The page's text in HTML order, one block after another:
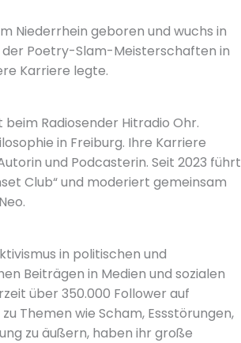
Niederrhein geboren und wuchs in
der Poetry-Slam-Meisterschaften in
Karriere legte.
Radiosender Hitradio Ohr.
in Freiburg. Ihre Karriere
und Podcasterin. Seit 2023 führt
Club“ und moderiert gemeinsam
in politischen und
Beiträgen in Medien und sozialen
über 350.000 Follower auf
Themen wie Scham, Essstörungen,
zu äußern, haben ihr große